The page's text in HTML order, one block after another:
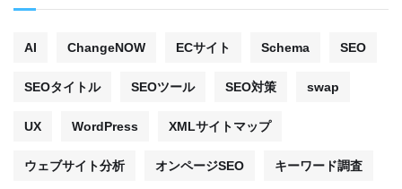
AI ChangeNOW ECサイト Schema SEO
SEOタイトル SEOツール SEO対策 swap
UX WordPress XMLサイトマップ
ウェブサイト分析 オンページSEO キーワード調査